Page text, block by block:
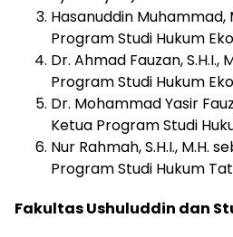
Hasanuddin Muhammad,
Program Studi Hukum
Dr. Ahmad Fauzan, S.H.I.,
Program Studi Hukum
Dr. Mohammad Yasir
Ketua Program Studi
Nur Rahmah, S.H.I., M.H.
Program Studi Hukum
Fakultas Ushuluddin dan